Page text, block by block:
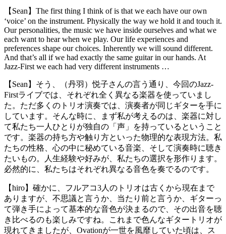
【Sean】The first thing I think of is that we each have our own
‘voice’ on the instrument. Physically the way we hold it and touch it.
Our personalities, the music we have inside ourselves and what we
each want to hear when we play. Our life experiences and
preferences shape our choices. Inherently we will sound different.
And that’s all if we had exactly the same guitar in our hands. At
Jazz-First we each had very different instruments …
【Sean】そう、（丹羽）悦子さんの言う通り、今回のJazz-
Firstライブでは、それぞれ全く異なる楽器を使っていまし
た。ただ多くのトリオ演奏では、演奏者が同じギターを手に
しています。そんな時に、まず私が考えるのは、楽器に対し
て私たち一人ひとりが独自の「声」を持っているということ
です。楽器の持ち方や触り方といった物理的な表現方法。私
たちの性格、心の中に秘めている音楽、そして演奏時に聴き
たいもの。人生経験や好みが、私たちの選択を形作ります。
必然的に、私たちはそれぞれ異なる音色を奏でるのです。
【hiro】確かに、フルアコ3人のトリオは古くから現在まで
ありますが、不思議と言うか、当たり前と言うか、ギターっ
て弾き手によって基本的な音色が決まるので、その出音を聴
き比べるのも楽しみですね。これまで色んなギタートリオが
現れてきましたが、Ovationが一世を風靡していた頃は、ス